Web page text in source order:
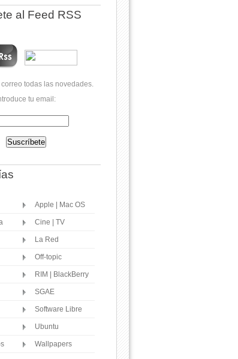
al Feed RSS
todas las novedades.
tu email:
Apple | Mac OS
Cine | TV
La Red
Off-topic
RIM | BlackBerry
SGAE
Software Libre
Ubuntu
Wallpapers